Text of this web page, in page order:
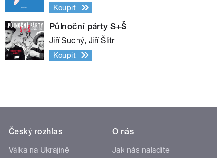
Koupit
Půlnoční párty S+Š
Jiří Suchý, Jiří Šlitr
Koupit
Český rozhlas
Válka na Ukrajině
O nás
Jak nás naladíte